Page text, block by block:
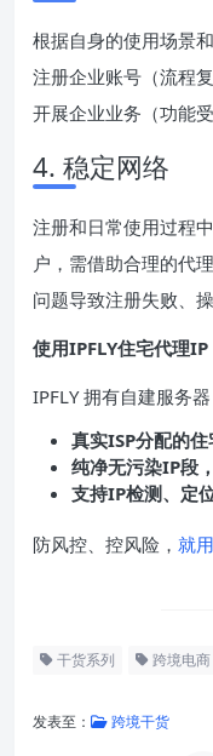
根据自身的使用场景
注册企业账号（流程
开展企业业务（功能
4. 稳定网络
注册和日常使用过程
户，需借助合理的代
问题导致注册失败、
使用IPFLY住宅代理IP
IPFLY 拥有自建服务
真实ISP分配的住
纯净无污染IP段
支持IP检测、定
防风控、控风险， 就
干货系列 跨境电商
发表至： 跨境干货